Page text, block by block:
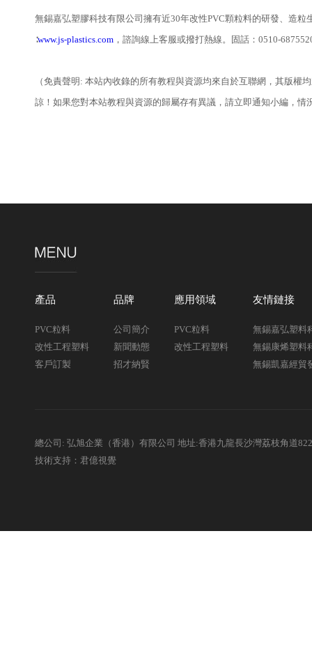
無錫嘉弘塑膠科技有限公司擁有近30年改性PVC顆粒料的研發、造
∶www.js-plastics.com ，諮詢線上客服或撥打熱線。固話：0510-
（免責聲明: 本站內收錄的所有教程與資源均來自於互聯網，其版
諒！如果您對本站教程與資源的歸屬存有異議，請立即通知小編，情
產品
PVC粒料
改性工程塑料
客戶訂製
品牌
公司簡介
新聞動態
招才納賢
應用領域
PVC粒料
改性工程塑料
友情鏈接
無錫嘉弘塑料
無錫康烯塑料
無錫凱嘉經貿
總公司: 弘旭企業（香港）有限公司 地址:香港九龍長沙灣荔枝角道
技術支持：君億視覺